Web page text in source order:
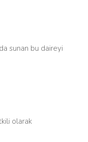
sunan bu daireyi
olarak